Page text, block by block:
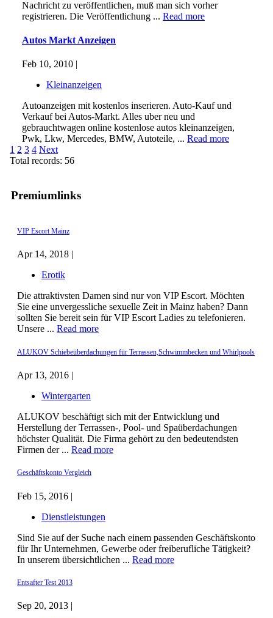
Premiumlinks
VIP Escort Mainz
Apr 14, 2018 |
Erotik
Die attraktivsten Damen sind nur von VIP Escort. Möchten
Sie eine unvergessliche sexuelle Zeit in Mainz haben? Dann
sollten Sie bereit sein für VIP Escort Ladies zu telefonieren.
Unsere ... Read more
ALUKOV Schiebeüberdachungen für Terrassen,Schwimmbecken und Whirlpools
Apr 13, 2016 |
Wintergarten
ALUKOV beschäftigt sich mit der Entwicklung und
Herstellung der Terrassen-, Pool- und Spaüberdachungen
höchster Qualität. Die Firma gehört zu den bedeutendsten
Firmen der ... Read more
Geschäftskonto Vergleich
Feb 15, 2016 |
Dienstleistungen
Sind Sie auf der Suche nach einem passenden Geschäftskonto
für Ihr Unternehmen, Gewerbe oder freiberufliche Tätigkeit?
In unserem übersichtlichen ... Read more
Entsafter Test 2013
Sep 20, 2013 |
Nachricht zu veröffentlichen, muß man sich vorher
registrieren. Die Veröffentlichung ... Read more
Autos Markt Anzeigen
Feb 10, 2010 |
Kleinanzeigen
Autoanzeigen mit kostenlos inserieren. Auto-Kauf und
Verkauf bei Autos-Markt. Alles uber neu und
gebrauchtwagen online kostenlose autos kleinanzeigen,
Pwk, Lkw, Mercedes, BMW, Autoteile, ... Read more
1 2 3 4 Next
Total records: 56